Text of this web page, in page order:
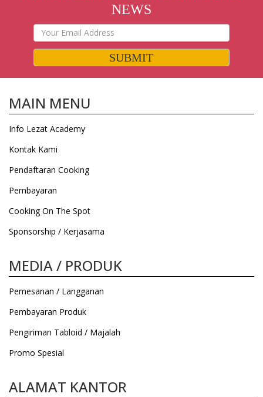
NEWS
SUBMIT
MAIN MENU
Info Lezat Academy
Kontak Kami
Pendaftaran Cooking
Pembayaran
Cooking On The Spot
Sponsorship / Kerjasama
MEDIA / PRODUK
Pemesanan / Langganan
Pembayaran Produk
Pengiriman Tabloid / Majalah
Promo Spesial
ALAMAT KANTOR